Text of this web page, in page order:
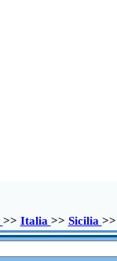
>> Italia >> Sicilia